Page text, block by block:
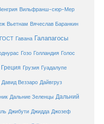
Вильфранш-сюр-Мер
Вьетнам Вячеслав Баранкин
ГОСТ Гавана Галапагосы
Гозо Голландия Голос
Греция Грузия Гуадалупе
Давид Веззаро Дайвгруз
Дальние Зеленцы Дальний
Джибути Джидда Джозеф